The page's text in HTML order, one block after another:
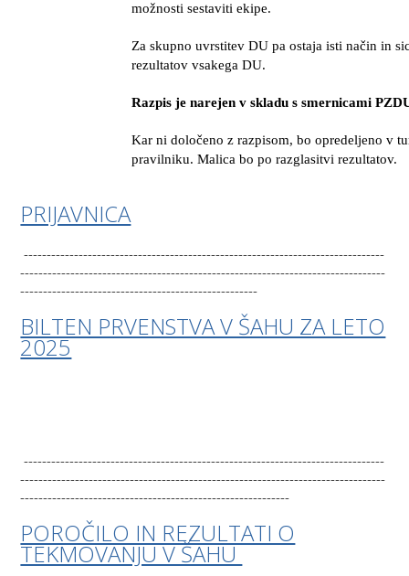
možnosti sestaviti ekipe.
Za skupno uvrstitev DU pa ostaja isti način in
rezultatov vsakega DU.
Razpis je narejen v skladu s smernicami
Kar ni določeno z razpisom, bo opredeljeno v
pravilniku.Malica bo po razglasitvi rezultatov.
PRIJAVNICA
-------------------------------------------------------------------------------
--------------------------------------------------------------------------------
----------------------------------------------------
BILTEN PRVENSTVA V ŠAHU ZA LETO
2025
-------------------------------------------------------------------------------
--------------------------------------------------------------------------------
-----------------------------------------------------------
POROČILO IN REZULTATI O
TEKMOVANJU V ŠAHU